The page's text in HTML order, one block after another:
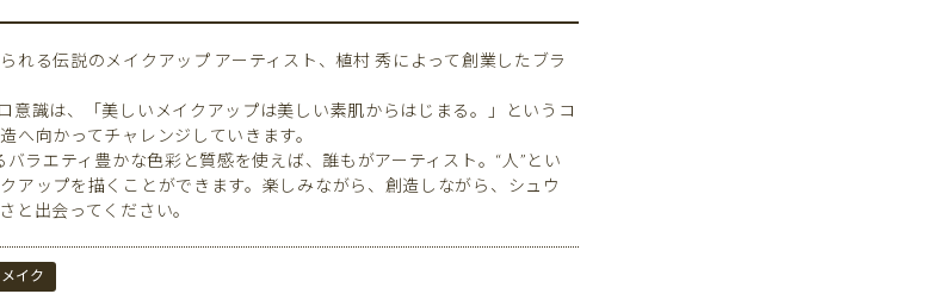
れる伝説のメイクアップ アーティスト、植村 秀によって創業したブラ
意識は、「美しいメイクアップは美しい素肌からはじまる。」というコ
へ向かってチャレンジしていきます。
ラエティ豊かな色彩と質感を使えば、誰もがアーティスト。“人”とい
アップを描くことができます。楽しみながら、創造しながら、シュウ
と出会ってください。
メイク